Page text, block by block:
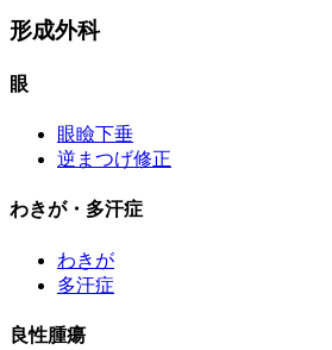
形成外科
眼
眼瞼下垂
逆まつげ修正
わきが・多汗症
わきが
多汗症
良性腫瘍